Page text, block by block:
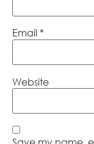
Email *
Website